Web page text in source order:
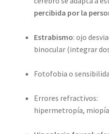
percibida por la
Estrabismo: ojo
binocular (integrar
Fotofobia o
Errores refractivos:
hipermetropía,